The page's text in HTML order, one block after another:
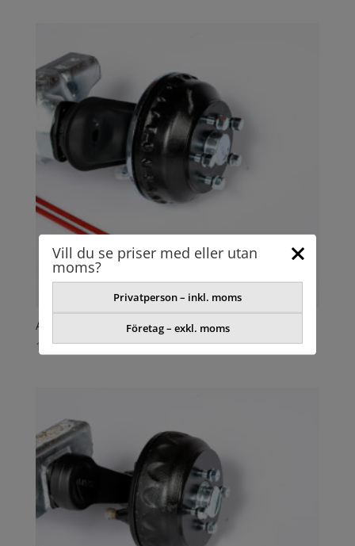
AXEL GUMMIFJÄDER
11743,16kr exkl. moms
Vill du se priser med eller utan
moms?
Privatperson – inkl. moms
Företag – exkl. moms